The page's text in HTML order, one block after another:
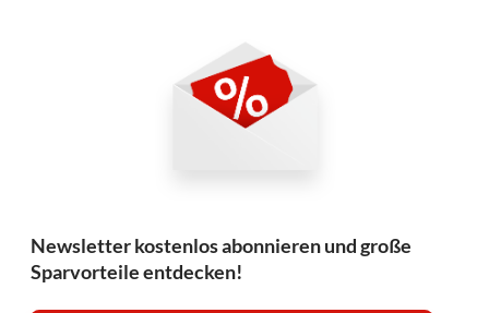
Newsletter kostenlos abonnieren und große
Sparvorteile entdecken!